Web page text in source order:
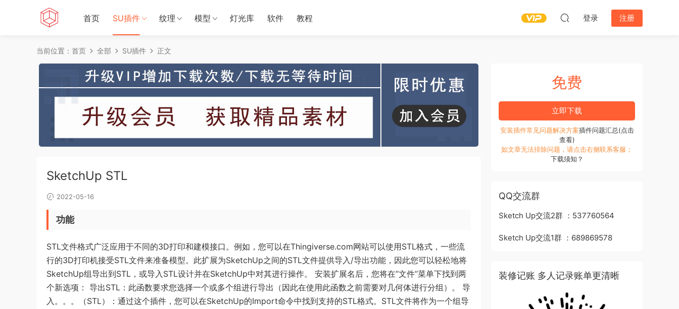
首页 SU插件 纹理 模型 灯光库 软件 教程 登录 注册
当前位置： 首页 全部 SU插件 正文
SketchUp STL
2022-05-16
功能
STL文件格式广泛应用于不同的3D打印和建模接口。例如，您可以在Thingiverse.com网站可以使用STL格式，一些流
行的3D打印机接受STL文件来准备模型。此扩展为SketchUp之间的STL文件提供导入/导出功能，因此您可以轻松地将
SketchUp组导出到STL，或导入STL设计并在SketchUp中对其进行操作。 安装扩展名后，您将在”文件”菜单下找到两
个新选项： 导出STL：此函数要求您选择一个或多个组进行导出（因此在使用此函数之前需要对几何体进行分组）。 导
入。。。（STL）：通过这个插件，您可以在SketchUp的Import命令中找到支持的STL格式。STL文件将作为一个组导
免费
立即下载
安装插件常见问题解决方案插件问题汇总(点击
查看)
如文章无法排除问题，请点击右侧联系客服；
下载须知？
QQ交流群
Sketch Up交流2群 ：537760564
Sketch Up交流1群 ：689869578
装修记账 多人记录账单更清晰